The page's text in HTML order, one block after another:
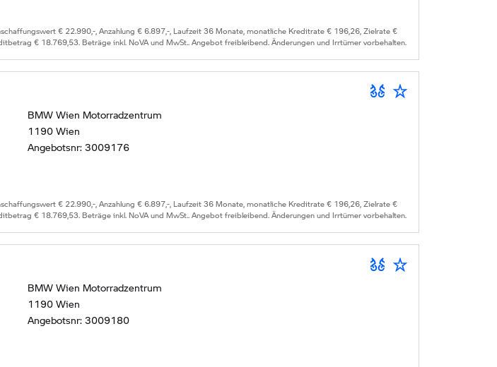
€ 22.990,-, Anzahlung € 6.897,-, Laufzeit 36 Monate, monatliche Kreditrate € 196,26, Zielrate €
€ 18.769,53. Beträge inkl. NoVA und MwSt.. Angebot freibleibend. Änderungen und Irrtümer vorbehalten.
BMW Wien Motorradzentrum
1190 Wien
Angebotsnr: 3009176
€ 22.990,-, Anzahlung € 6.897,-, Laufzeit 36 Monate, monatliche Kreditrate € 196,26, Zielrate €
€ 18.769,53. Beträge inkl. NoVA und MwSt.. Angebot freibleibend. Änderungen und Irrtümer vorbehalten.
BMW Wien Motorradzentrum
1190 Wien
Angebotsnr: 3009180